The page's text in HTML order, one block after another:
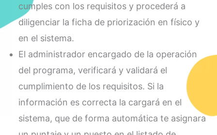
cumples con los requisitos y procederá a
diligenciar la ficha de priorización en físico y
en el sistema.
El administrador encargado de la operación
del programa, verificará y validará el
cumplimiento de los requisitos. Si la
información es correcta la cargará en el
sistema, que de forma automática te asignara